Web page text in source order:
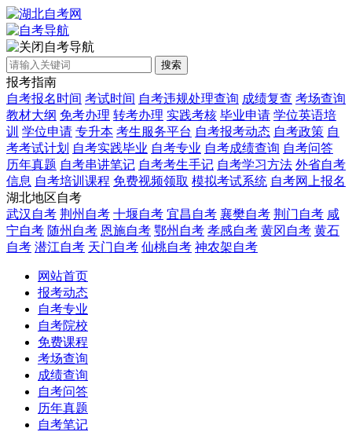
自考导航
搜索
报考指南
自考报名时间 考试时间 自考违规处理查询 成绩复查 考场查询
教材大纲 免考办理 转考办理 实践考核 毕业申请 学位英语培
训 学位申请 专升本 考生服务平台 自考报考动态 自考政策 自
考考试计划 自考实践毕业 自考专业 自考成绩查询 自考问答
历年真题 自考串讲笔记 自考考生手记 自考学习方法 外省自考
信息 自考培训课程 免费视频领取 模拟考试系统 自考网上报名
湖北地区自考
武汉自考 荆州自考 十堰自考 宜昌自考 襄樊自考 荆门自考 咸
宁自考 随州自考 恩施自考 鄂州自考 孝感自考 黄冈自考 黄石
自考 潜江自考 天门自考 仙桃自考 神农架自考
网站首页
报考动态
自考专业
自考院校
免费课程
考场查询
成绩查询
自考问答
历年真题
自考笔记